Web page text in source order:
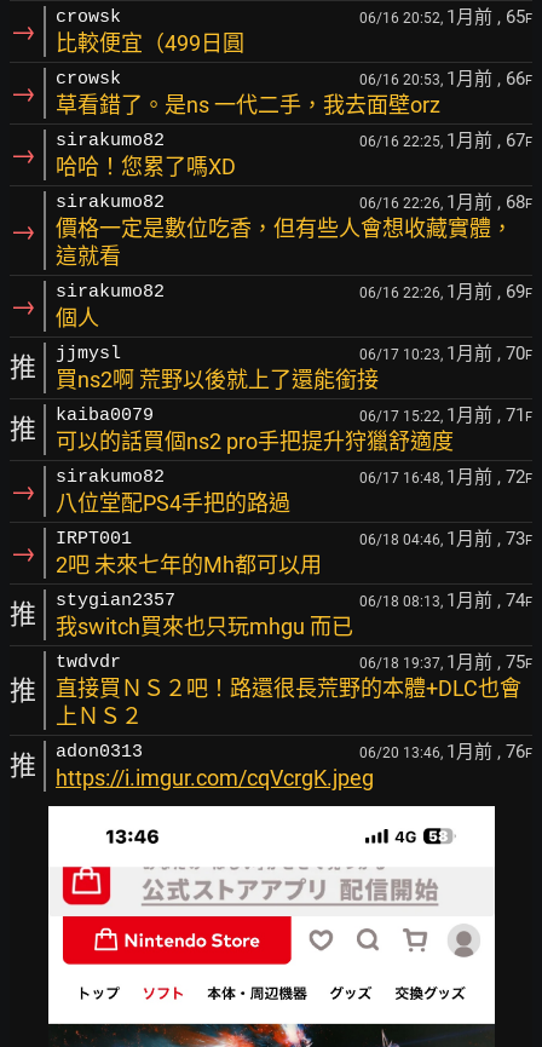
→ crowsk 06/16 20:52, 1月前 , 65F
比較便宜（499日圓
→ crowsk 06/16 20:53, 1月前 , 66F
草看錯了。是ns 一代二手，我去面壁orz
→ sirakumo82 06/16 22:25, 1月前 , 67F
哈哈！您累了嗎XD
→
sirakumo82 06/16 22:26, 1月前 , 68F
價格一定是數位吃香，但有些人會想收藏實體，
這就看
→ sirakumo82 06/16 22:26, 1月前 , 69F
個人
推 jjmysl 06/17 10:23, 1月前 , 70F
買ns2啊 荒野以後就上了還能銜接
推 kaiba0079 06/17 15:22, 1月前 , 71 F
可以的話買個ns2 pro手把提升狩獵舒適度
→ sirakumo82 06/17 16:48, 1月前 , 72F
八位堂配PS4手把的路過
→ IRPT001 06/18 04:46, 1月前 , 73F
2吧 未來七年的Mh都可以用
推 stygian2357 06/18 08:13, 1月前 , 74F
我switch買來也只玩mhgu 而已
推
twdvdr 06/18 19:37, 1月前 , 75F
直接買ＮＳ２吧！路還很長荒野的本體+DLC也會
上ＮＳ２
推 adon0313 06/20 13:46, 1月前 , 76F
https://i.imgur.com/cqVcrgK.jpeg